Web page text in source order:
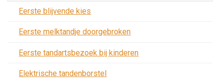
Eerste blijvende kies
Eerste melktandje doorgebroken
Eerste tandartsbezoek bij kinderen
Elektrische tandenborstel